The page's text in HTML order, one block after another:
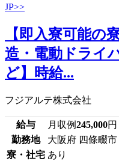
【即入寮可能の
造・電動ドライ
ど】時給...
フジアルテ株式会社
給与 月収例245,000円
勤務地
大阪府 四條畷市
寮・社宅 あり